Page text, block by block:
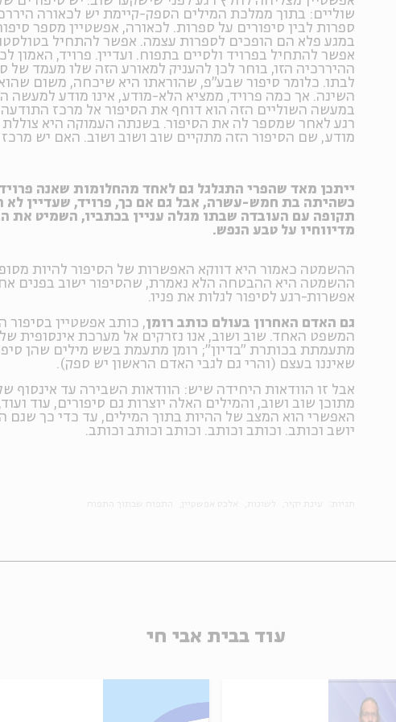
שוליים: בתוך ממלכת המילים הספק-קיימת יש לכאורה
ספרות לבין סיפורים על ספרות. לכאורה, אפשטיין מספר
במגע פלא הם הופכים לספרות עצמה. אפשר להתחיל בטולסטוי
אפשר להתחיל בפרויד ולסיים בתפוח. ועדיין. פרויד, האמון
ההיררכיה הזו, בוחר לכן להעניק למאורע הזה שלו מעמד של
לבתו. כלומר סיפור שבע"פ, שהוראתו היא שיכחה, משום
השינה. אך כמה פרויד, ממציא הלא-מודע, אינו מודע למעשה
במעשה השוליים הזה הוא דוחף את הסיפור אל מרכז
רגע לאחר שמספר לה את הסיפור. בשנתה העמוקה היא
מודע, שם הסיפור הזה מתקיים שוב ושוב ושוב. האם יש מרכז
ייתכן מאד שהפרי התגלגל גם לאחד מהחלומות שאנה
כשהיתה בת חמש-עשרה, אבל גם אם כך, פרויד, שעדיין לא
תקופה עם העובדה שבתו מגלה עניין בכתביו, השמיט את
מדיווחיו על טבע הנפש.
ההשמטה כאמור היא דווקא האפשרות של הסיפור להיות
ההשמטה היא ההבטחה הלא נאמרת, שהסיפור ישוב בפנים
אפשרות-רגע לסיפור לגלות את פניו.
גם האדם האחרון בעולם כותב רומן, כותב אפשטיין בסיפור
המשפט האחד. שוב ושוב, אנו נזרקים אל מערכת אינסופית
מתעמתת בכותרת "בדיון"; רומן מתעמת בשש מילים שהן
שאיננו בעצם (והרי גם לגבי האדם הראשון יש ספק).
אבל זו הוודאות היחידה שיש: הוודאות השבירה עד אינסוף
מתוכן שוב ושוב, והמילים האלה יוצרות גם סיפורים, עוד
האפשרי הוא המצב של ההיות בתוך המילים, עד כדי כך שגם
יושב וכותב. וכותב וכותב. וכותב וכותב וכותב.
עוד בבית אבי חי